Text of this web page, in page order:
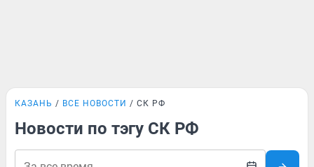
КАЗАНЬ ВСЕ НОВОСТИ СК РФ
Новости по тэгу СК РФ